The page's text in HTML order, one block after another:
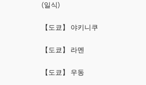
(일식)
【도쿄】 야키니쿠
【도쿄】 라멘
【도쿄】 우동